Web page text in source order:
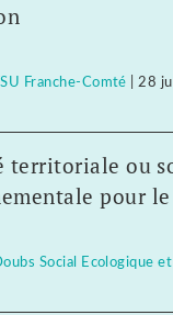
Franche-Comté 28
territoriale ou
pour le
Social Ecologique